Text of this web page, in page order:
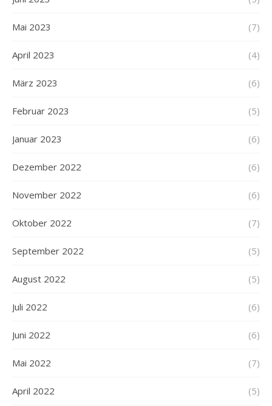
Mai 2023 (7)
April 2023 (4)
März 2023 (6)
Februar 2023 (5)
Januar 2023 (6)
Dezember 2022 (6)
November 2022 (6)
Oktober 2022 (7)
September 2022 (5)
August 2022 (5)
Juli 2022 (6)
Juni 2022 (6)
Mai 2022 (7)
April 2022 (5)